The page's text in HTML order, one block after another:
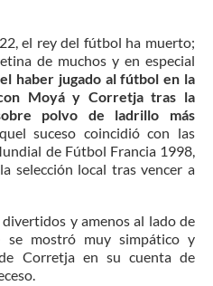
el rey del fútbol ha muerto;
de muchos y en especial
el haber jugado al fútbol en la
Moyá y Corretja tras la
polvo de ladrillo más
suceso coincidió con las
de Fútbol Francia 1998,
selección local tras vencer a
y amenos al lado de
se mostró muy simpático y
Corretja en su cuenta de